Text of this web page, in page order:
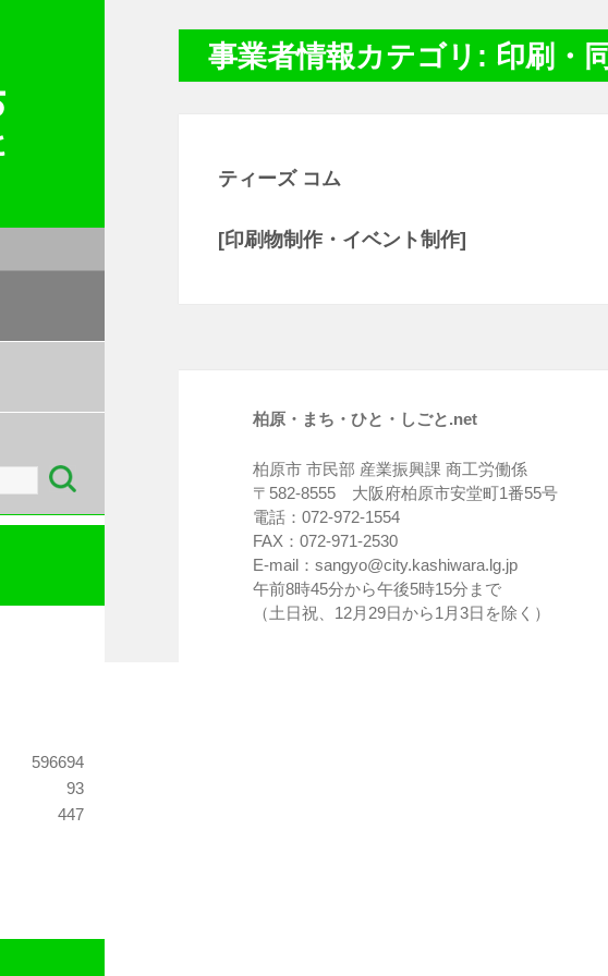
596694
93
447
事業者情報カテゴリ: 印刷・
ティーズ コム
[印刷物制作・イベント制作]
柏原・まち・ひと・しごと.net
柏原市 市民部 産業振興課 商工労働係
〒582-8555 大阪府柏原市安堂町1番55号
電話：072-972-1554
FAX：072-971-2530
E-mail：sangyo@city.kashiwara.lg.jp
午前8時45分から午後5時15分まで
（土日祝、12月29日から1月3日を除く）